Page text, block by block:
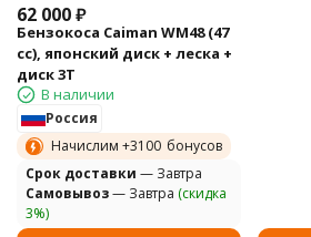
62 000₽
Бензокоса Caiman WM48 (47
cc), японский диск + леска +
диск 3T
В наличии
Россия
Начислим +3100 бонусов
Cрок доставки — Завтра
Самовывоз— Завтра (скидка
3%)